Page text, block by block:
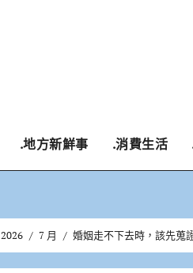
.地方新鮮事 .消費生活
2026 7 月 婚姻走不下去時，該先蒐